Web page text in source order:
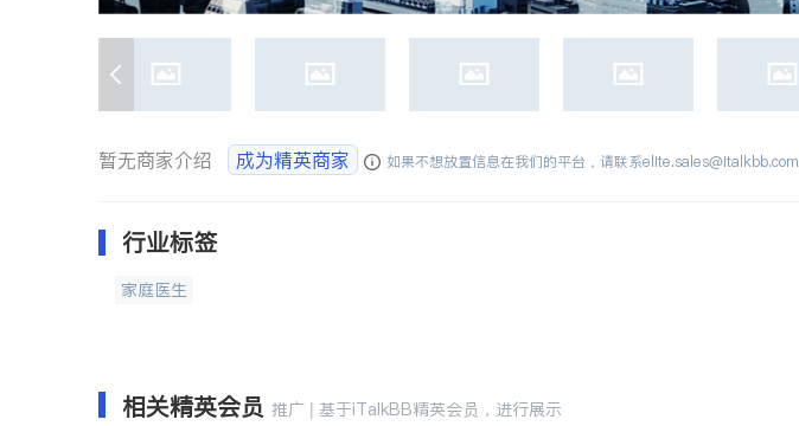
暂无商家介绍 成为精英商家 如果不想放置信息在我们的平台，请联系elite.sales@italkbb.com
行业标签
家庭医生
相关精英会员 推广 | 基于iTalkBB精英会员，进行展示